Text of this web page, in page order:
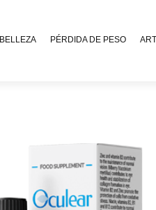
BELLEZA PÉRDIDA DE PESO